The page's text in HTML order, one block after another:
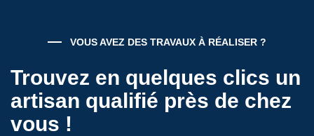
VOUS AVEZ DES TRAVAUX À RÉALISER ?
Trouvez en quelques clics un
artisan qualifié près de chez
vous !